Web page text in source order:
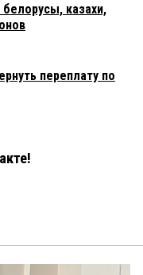
казахи,
переплату по